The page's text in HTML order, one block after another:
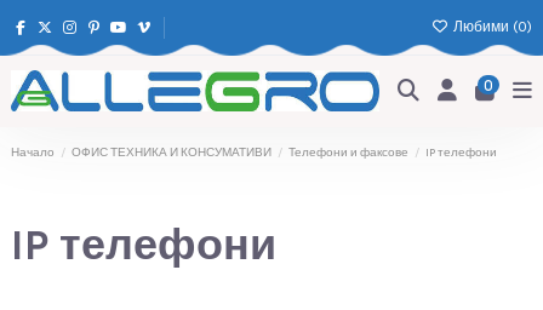
Любими (0)
0
Начало ОФИС ТЕХНИКА И КОНСУМАТИВИ Телефони и факсове IP телефони
IP телефони